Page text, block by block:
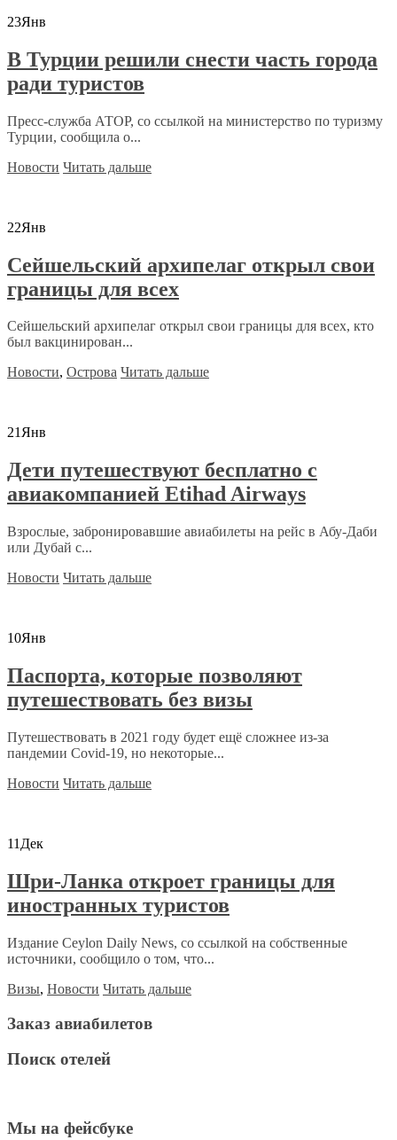
23Янв
В Турции решили снести часть города
ради туристов
Пресс-служба АТОР, со ссылкой на министерство по туризму
Турции, сообщила о...
Новости Читать дальше
22Янв
Сейшельский архипелаг открыл свои
границы для всех
Сейшельский архипелаг открыл свои границы для всех, кто
был вакцинирован...
Новости, Острова Читать дальше
21Янв
Дети путешествуют бесплатно с
авиакомпанией Etihad Airways
Взрослые, забронировавшие авиабилеты на рейс в Абу-Даби
или Дубай с...
Новости Читать дальше
10Янв
Паспорта, которые позволяют
путешествовать без визы
Путешествовать в 2021 году будет ещё сложнее из-за
пандемии Covid-19, но некоторые...
Новости Читать дальше
11 Дек
Шри-Ланка откроет границы для
иностранных туристов
Издание Ceylon Daily News, со ссылкой на собственные
источники, сообщило о том, что...
Визы, Новости Читать дальше
Заказ авиабилетов
Поиск отелей
Мы на фейсбуке